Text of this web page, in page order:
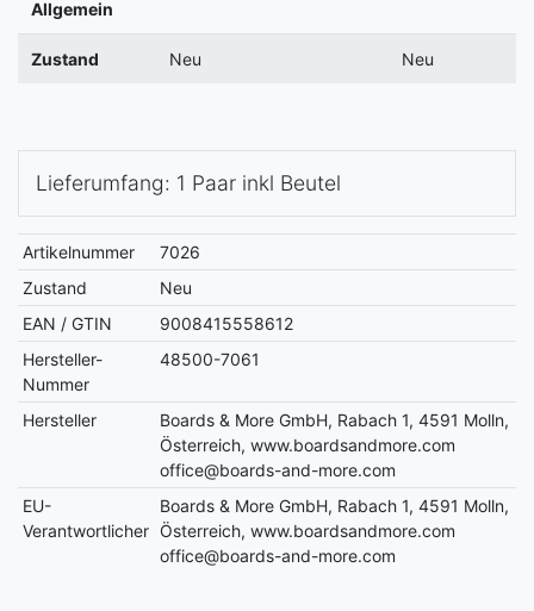
Allgemein
Zustand Neu Neu
Lieferumfang: 1 Paar inkl Beutel
Artikelnummer
7026
Zustand
Neu
EAN / GTIN
9008415558612
Hersteller-
Nummer
48500-7061
Hersteller
Boards & More GmbH, Rabach 1, 4591 Molln,
Österreich, www.boardsandmore.com
office@boards-and-more.com
EU-
Verantwortlicher
Boards & More GmbH, Rabach 1, 4591 Molln,
Österreich, www.boardsandmore.com
office@boards-and-more.com